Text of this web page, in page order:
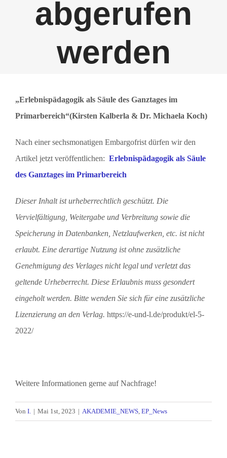
abgerufen
werden
„Erlebnispädagogik als Säule des Ganztages im
Primarbereich“(Kirsten Kalberla & Dr. Michaela Koch)
Nach einer sechsmonatigen Embargofrist dürfen wir den
Artikel jetzt veröffentlichen: Erlebnispädagogik als Säule
des Ganztages im Primarbereich
Dieser Inhalt ist urheberrechtlich geschützt. Die
Vervielfältigung, Weitergabe und Verbreitung sowie die
Speicherung in Datenbanken, Netzlaufwerken, etc. ist nicht
erlaubt. Eine derartige Nutzung ist ohne zusätzliche
Genehmigung des Verlages nicht legal und verletzt das
geltende Urheberrecht. Diese Erlaubnis muss gesondert
eingeholt werden. Bitte wenden Sie sich für eine zusätzliche
Lizenzierung an den Verlag. https://e-und-l.de/produkt/el-5-
2022/
Weitere Informationen gerne auf Nachfrage!
Von I. | Mai 1st, 2023 | AKADEMIE_NEWS, EP_News